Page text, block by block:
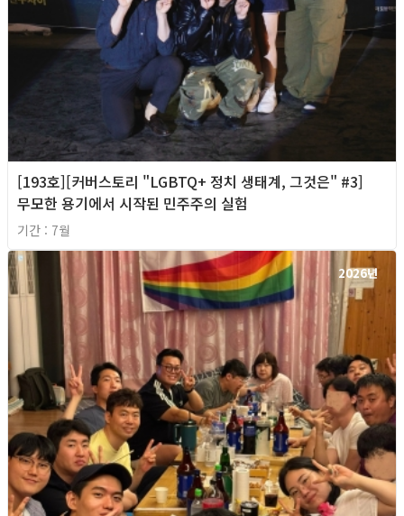
[193호][커버스토리 "LGBTQ+ 정치 생태계, 그것은" #3]
무모한 용기에서 시작된 민주주의 실험
기간 : 7월
2026년